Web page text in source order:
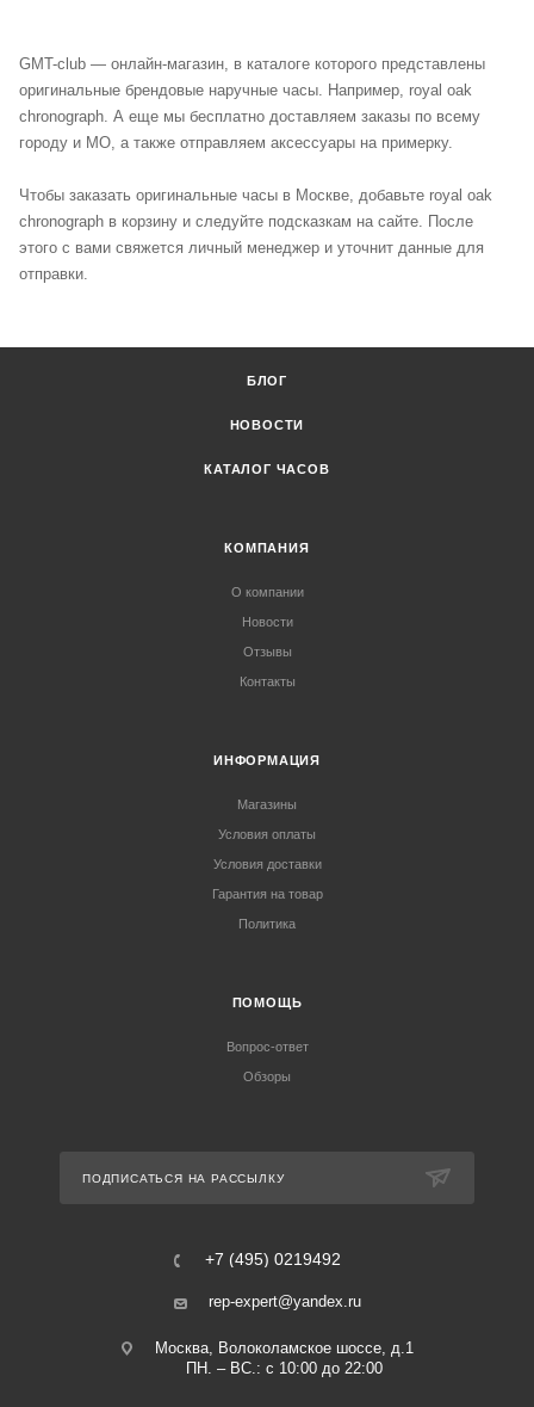
GMT-club — онлайн-магазин, в каталоге которого представлены
оригинальные брендовые наручные часы. Например, royal oak
chronograph. А еще мы бесплатно доставляем заказы по всему
городу и МО, а также отправляем аксессуары на примерку.
Чтобы заказать оригинальные часы в Москве, добавьте royal oak
chronograph в корзину и следуйте подсказкам на сайте. После
этого с вами свяжется личный менеджер и уточнит данные для
отправки.
БЛОГ
НОВОСТИ
КАТАЛОГ ЧАСОВ
КОМПАНИЯ
О компании
Новости
Отзывы
Контакты
ИНФОРМАЦИЯ
Магазины
Условия оплаты
Условия доставки
Гарантия на товар
Политика
ПОМОЩЬ
Вопрос-ответ
Обзоры
ПОДПИСАТЬСЯ НА РАССЫЛКУ
+7 (495) 0219492
rep-expert@yandex.ru
Москва, Волоколамское шоссе, д.1
ПН. – ВС.: с 10:00 до 22:00